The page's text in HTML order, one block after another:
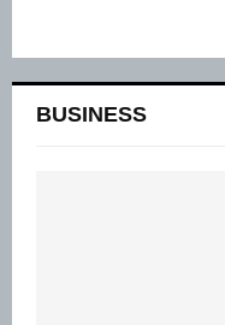
BUSINESS